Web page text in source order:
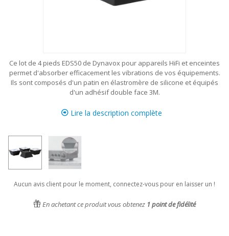
Ce lot de 4 pieds EDS50 de Dynavox pour appareils HiFi et enceintes
permet d'absorber efficacement les vibrations de vos équipements.
Ils sont composés d'un patin en élastromère de silicone et équipés
d'un adhésif double face 3M.
Lire la description complète
Aucun avis client pour le moment, connectez-vous pour en laisser un !
En achetant ce produit vous obtenez 1 point de fidélité